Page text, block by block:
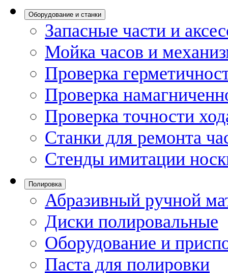
Оборудование и станки
Запасные части и
Мойка часов и
Проверка
Проверка
Проверка точности
Станки для ремонта
Стенды имитации
Полировка
Абразивный ручной
Диски полировальные
Оборудование и
Паста для полировки